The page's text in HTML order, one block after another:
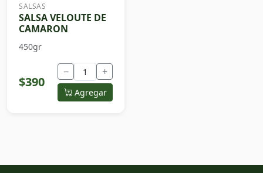
SALSAS
SALSA VELOUTE DE
CAMARON
450gr
$390
− +
Agregar